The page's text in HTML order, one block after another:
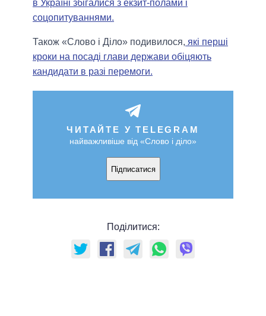
в Україні збігалися з екзит-полами і
соцопитуваннями.
Також «Слово і Діло» подивилося, які перші
кроки на посаді глави держави обіцяють
кандидати в разі перемоги.
ЧИТАЙТЕ У TELEGRAM
найважливіше від «Слово і діло»
Підписатися
Поділитися: